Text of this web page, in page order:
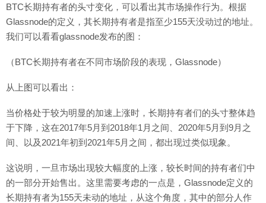
BTC长期持有者的头寸变化，可以看出其市场操作行为。根据
Glassnode的定义，其长期持有者是指至少155天没动过的地址。
我们可以看看glassnode发布的图：
（BTC长期持有者在不同市场阶段的表现，Glassnode）
从上图可以看出：
当价格处于较为明显的加速上涨时，长期持有者们的头寸整体趋
于下降，这在2017年5月到2018年1月之间、2020年5月到9月之
间、以及2021年初到2021年5月之间，都出现过类似现象。
这说明，一旦市场出现较大幅度的上涨，较长时间的持有者们中
的一部分开始售出。这里需要考虑的一点是，Glassnode定义的
长期持有者为155天未动的地址，从这个角度，其中的部分人作